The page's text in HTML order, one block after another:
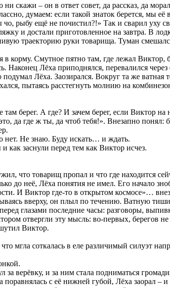
скажи – он в ответ совет, да рассказ, да
думаем: если такой знаток берется, мы
чо, рыбу ещё не почистил?!» Так и сварил уху
и достали приготовленное на завтра. В
траекторию руки товарища. Туман
корму. Смутное пятно там, где лежал Виктор,
Лёха приподнялся, перевалился
Лёха. Заозирался. Вокруг та же
пытаясь расстегнуть молнию на
берег. А где? И зачем берег, если Виктор
да где ж ты, да чтоб тебя!». Внезапно понял:
нет. Не знаю. Буду искать… и ждать.
заснули перед тем как Виктор исчез.
что товарищ пропал и что где находится
до неё, Лёха понятия не имел. Его начало
И Виктор где-то в открытом космосе»…
вверху, он плыл по течению. Ватную
глазами последние часы: разговоры,
отвергли эту мысль: во-первых, берегов
Виктор.
мгла соткалась в еле различимый силуэт
верёвку, и за ним стала подниматься
с её нижней губой, Лёха заорал –